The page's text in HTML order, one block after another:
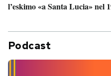
l’eskimo «a Santa Lucia» nel
Podcast